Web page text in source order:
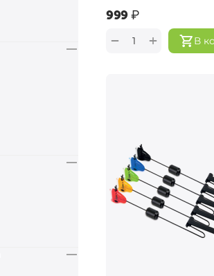
‍999‍₽
В
+
−